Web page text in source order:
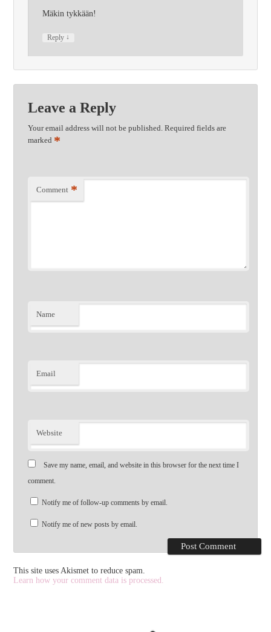
Mäkin tykkään!
Reply ↓
Leave a Reply
Your email address will not be published. Required fields are
marked *
Comment *
Name
Email
Website
Save my name, email, and website in this browser for the next time I
comment.
Notify me of follow-up comments by email.
Notify me of new posts by email.
This site uses Akismet to reduce spam.
Learn how your comment data is processed.